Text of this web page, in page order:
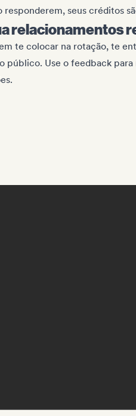
responderem, seus créditos
relacionamentos
te colocar na rotação, te
público. Use o feedback